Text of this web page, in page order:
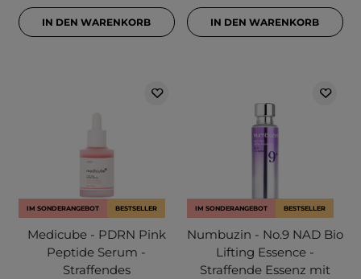
IN DEN WARENKORB IN DEN WARENKORB
IM SONDERANGEBOT BESTSELLER
Medicube - PDRN Pink
Peptide Serum -
Straffendes
IM SONDERANGEBOT BESTSELLER
Numbuzin - No.9 NAD Bio
Lifting Essence -
Straffende Essenz mit